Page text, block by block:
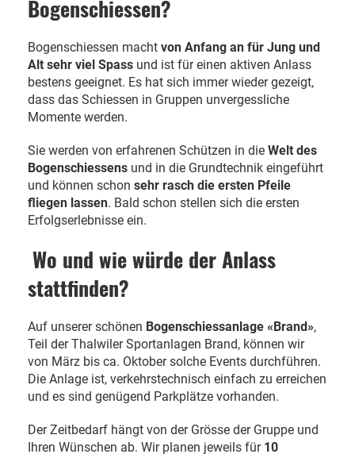
Bogenschiessen?
Bogenschiessen macht von Anfang an für Jung und
Alt sehr viel Spass und ist für einen aktiven Anlass
bestens geeignet. Es hat sich immer wieder gezeigt,
dass das Schiessen in Gruppen unvergessliche
Momente werden.
Sie werden von erfahrenen Schützen in die Welt des
Bogenschiessens und in die Grundtechnik eingeführt
und können schon sehr rasch die ersten Pfeile
fliegen lassen. Bald schon stellen sich die ersten
Erfolgserlebnisse ein.
Wo und wie würde der Anlass
stattfinden?
Auf unserer schönen Bogenschiessanlage «Brand»,
Teil der Thalwiler Sportanlagen Brand, können wir
von März bis ca. Oktober solche Events durchführen.
Die Anlage ist, verkehrstechnisch einfach zu erreichen
und es sind genügend Parkplätze vorhanden.
Der Zeitbedarf hängt von der Grösse der Gruppe und
Ihren Wünschen ab. Wir planen jeweils für 10